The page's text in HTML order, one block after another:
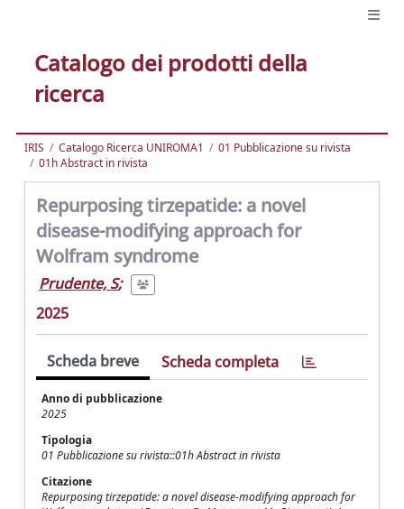
Catalogo dei prodotti della
ricerca
IRIS Catalogo Ricerca UNIROMA1
01 Pubblicazione su rivista
01h Abstract in rivista
Repurposing tirzepatide: a novel
disease-modifying approach for
Wolfram syndrome
Prudente, S;
2025
Scheda breve Scheda completa
Anno di pubblicazione
2025
Tipologia
01 Pubblicazione su rivista::01h Abstract in rivista
Citazione
Repurposing tirzepatide: a novel disease-modifying approach for